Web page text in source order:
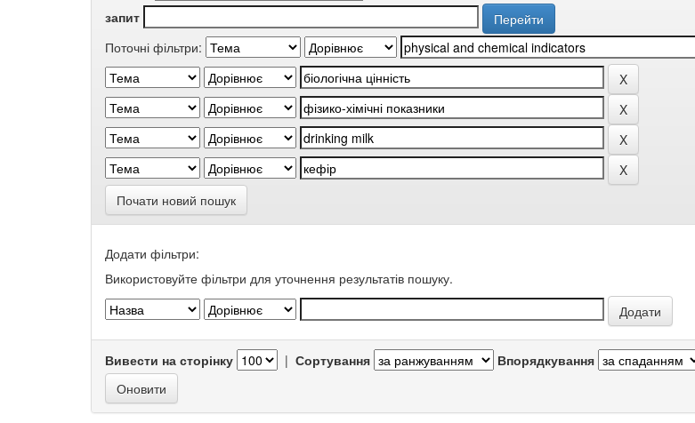
запит
Поточні фільтри:
Почати новий пошук
Додати фільтри:
Використовуйте фільтри для уточнення результатів пошуку.
Вивести на сторінку | Сортування Впорядкування